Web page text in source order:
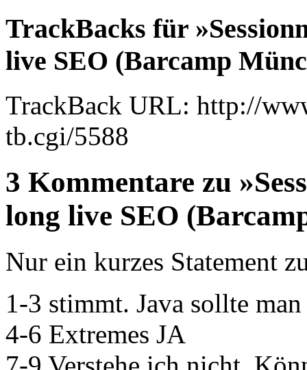
TrackBacks für
live SEO (Barcamp
TrackBack URL: http://
tb.cgi/5588
3 Kommentare zu
long live SEO
Nur ein kurzes Statement
1-3 stimmt. Java sollte
4-6 Extremes JA